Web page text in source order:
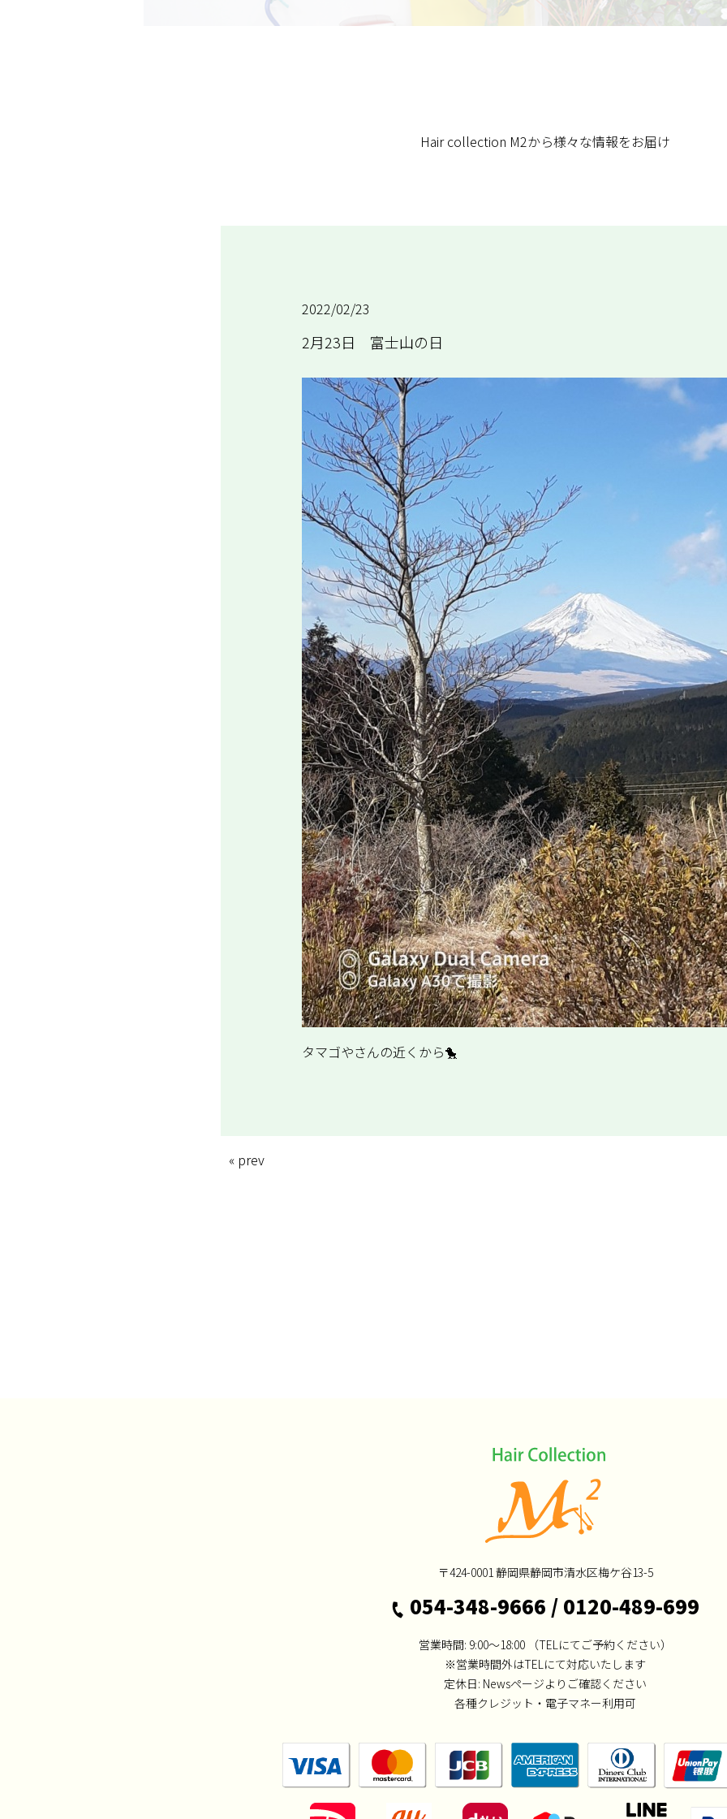
Hair collection M2から様々な情報をお届け
2022/02/23
2月23日 富士山の日
タマゴやさんの近くから🐤
« prev
〒424-0001 静岡県静岡市清水区梅ケ谷13-5
054-348-9666 / 0120-489-699
営業時間: 9:00～18:00
（TELにてご予約ください）
※営業時間外はTELにて対応いたします
定休日: Newsページよりご確認ください
各種クレジット・電子マネー利用可